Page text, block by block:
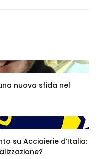
nuova sfida nel
su Acciaierie d’Italia: